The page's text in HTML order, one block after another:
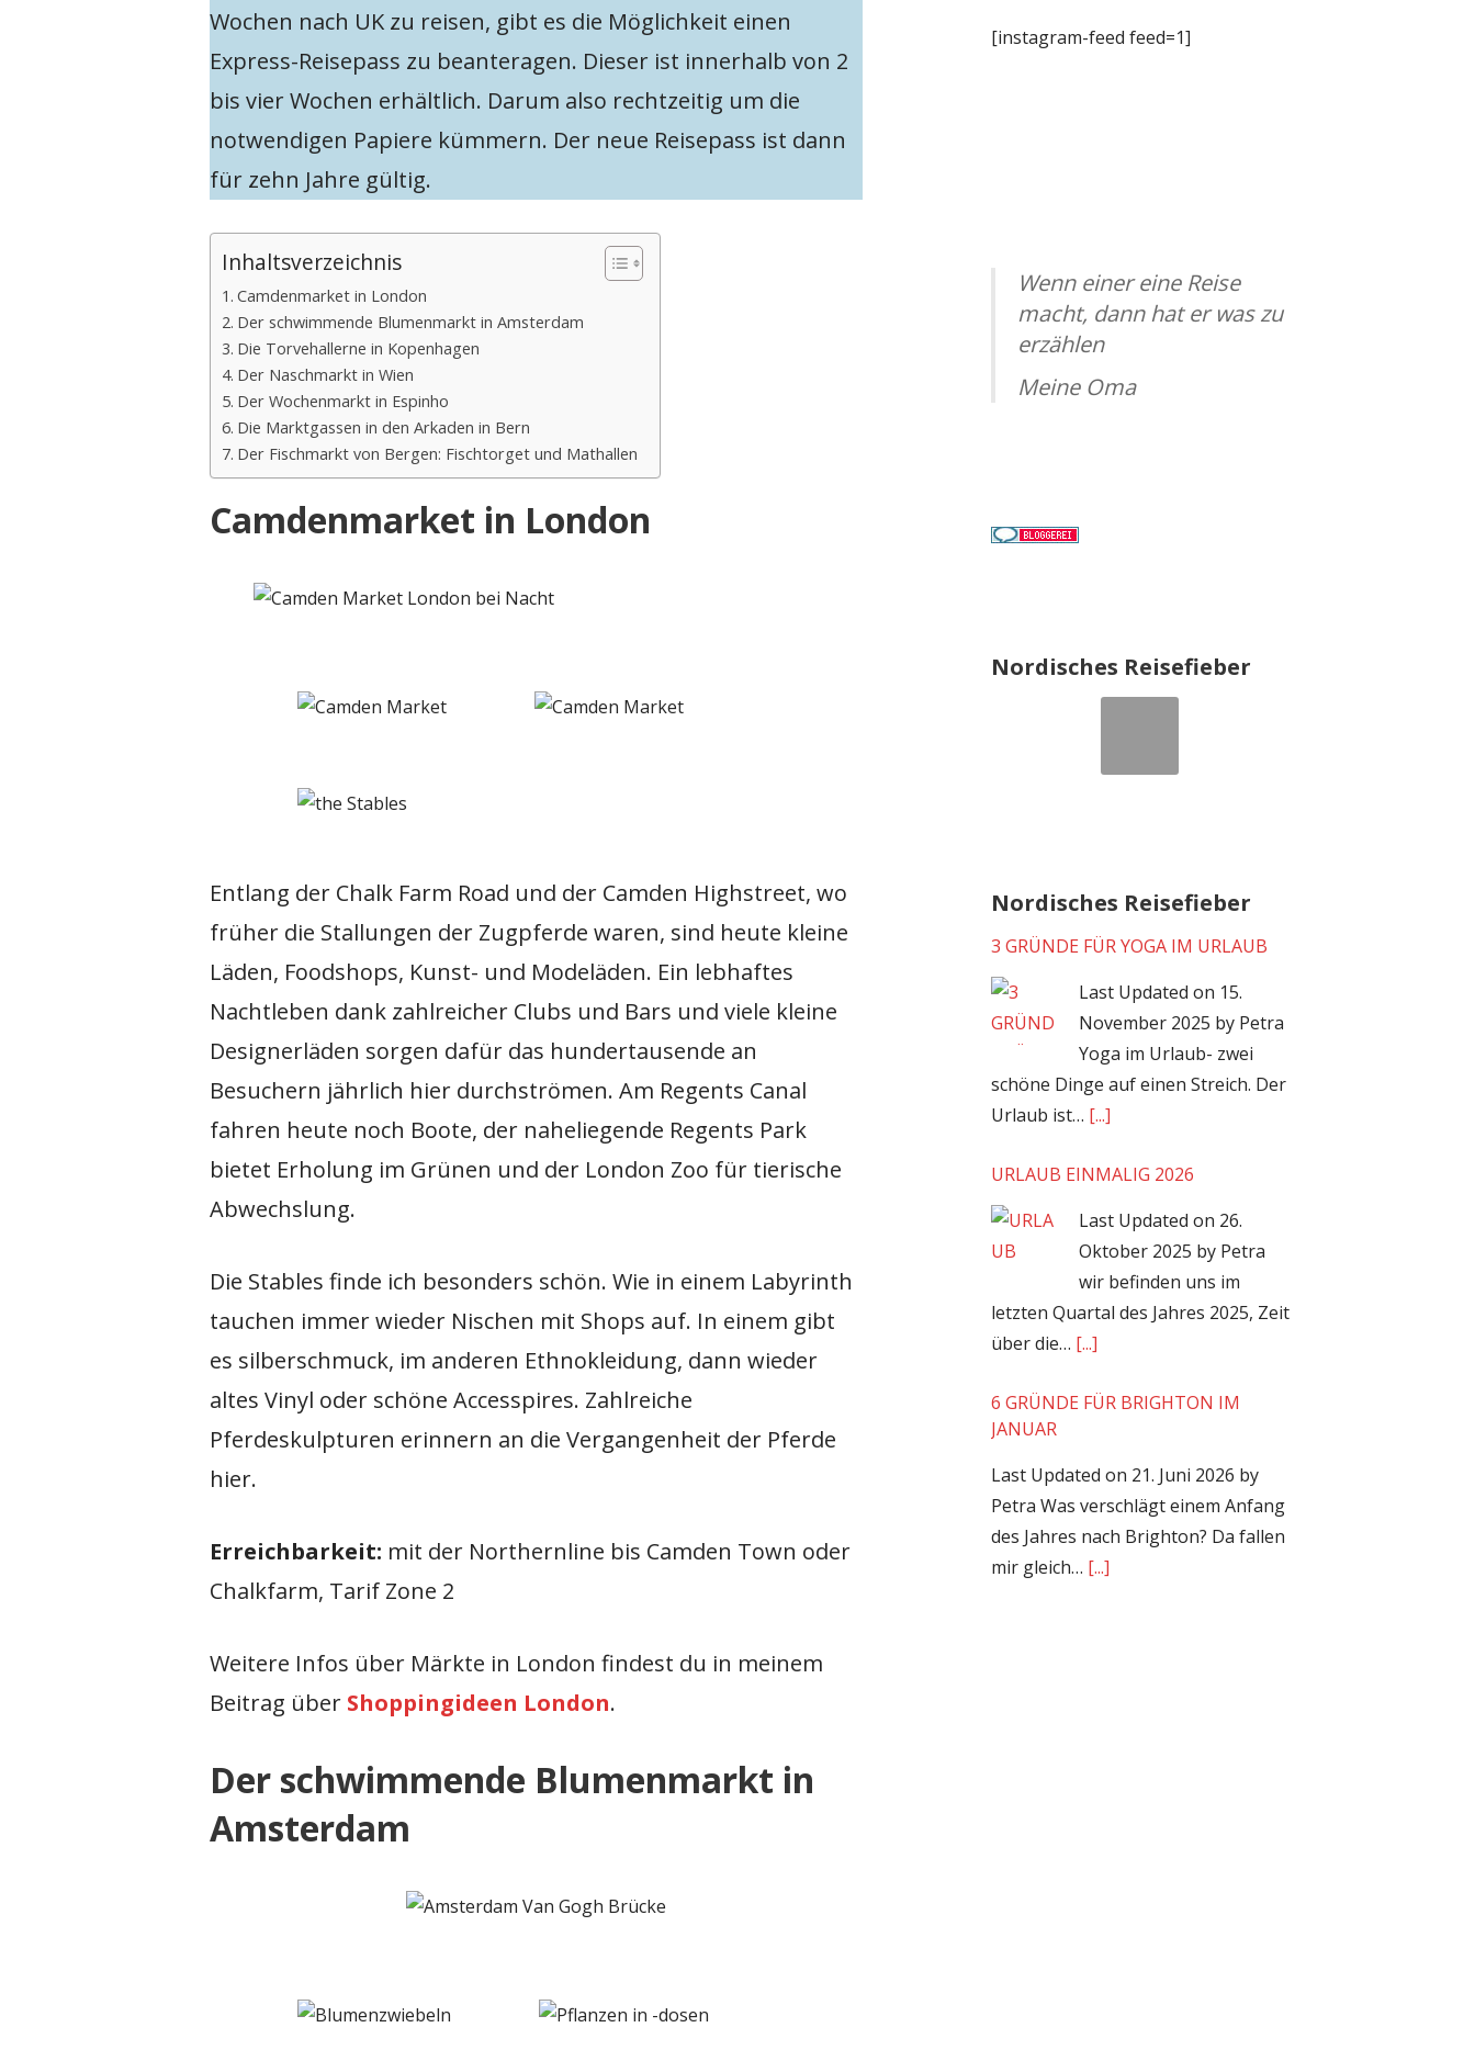
Wochen nach UK zu reisen, gibt es die Möglichkeit einen
Express-Reisepass zu beanteragen. Dieser ist innerhalb von 2
bis vier Wochen erhältlich. Darum also rechtzeitig um die
notwendigen Papiere kümmern. Der neue Reisepass ist dann
für zehn Jahre gültig.
Inhaltsverzeichnis
Camdenmarket in London
Der schwimmende Blumenmarkt in Amsterdam
Die Torvehallerne in Kopenhagen
Der Naschmarkt in Wien
Der Wochenmarkt in Espinho
Die Marktgassen in den Arkaden in Bern
Der Fischmarkt von Bergen: Fischtorget und Mathallen
Camdenmarket in London
Entlang der Chalk Farm Road und der Camden Highstreet, wo
früher die Stallungen der Zugpferde waren, sind heute kleine
Läden, Foodshops, Kunst- und Modeläden. Ein lebhaftes
Nachtleben dank zahlreicher Clubs und Bars und viele kleine
Designerläden sorgen dafür das hundertausende an
Besuchern jährlich hier durchströmen. Am Regents Canal
fahren heute noch Boote, der naheliegende Regents Park
bietet Erholung im Grünen und der London Zoo für tierische
Abwechslung.
Die Stables finde ich besonders schön. Wie in einem Labyrinth
tauchen immer wieder Nischen mit Shops auf. In einem gibt
es silberschmuck, im anderen Ethnokleidung, dann wieder
altes Vinyl oder schöne Accesspires. Zahlreiche
Pferdeskulpturen erinnern an die Vergangenheit der Pferde
hier.
Erreichbarkeit: mit der Northernline bis Camden Town oder
Chalkfarm, Tarif Zone 2
Weitere Infos über Märkte in London findest du in meinem
Beitrag über Shoppingideen London.
Der schwimmende Blumenmarkt in
Amsterdam
[instagram-feed feed=1]
Wenn einer eine Reise
macht, dann hat er was zu
erzählen
Meine Oma
Nordisches Reisefieber
Nordisches Reisefieber
3 GRÜNDE FÜR YOGA IM URLAUB
Last Updated on 15.
November 2025 by Petra
Yoga im Urlaub- zwei
schöne Dinge auf einen Streich. Der
Urlaub ist… [...]
URLAUB EINMALIG 2026
Last Updated on 26.
Oktober 2025 by Petra
wir befinden uns im
letzten Quartal des Jahres 2025, Zeit
über die… [...]
6 GRÜNDE FÜR BRIGHTON IM
JANUAR
Last Updated on 21. Juni 2026 by
Petra Was verschlägt einem Anfang
des Jahres nach Brighton? Da fallen
mir gleich… [...]